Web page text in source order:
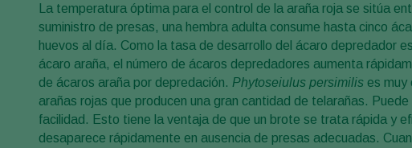
La temperatura óptima para el control de la araña roja se sitúa
suministro de presas, una hembra adulta consume hasta cinco
huevos al día. Como la tasa de desarrollo del ácaro depredador
ácaro araña, el número de ácaros depredadores aumenta
de ácaros araña por depredación. Phytoseiulus persimilis es muy
arañas rojas que producen una gran cantidad de telarañas.
facilidad. Esto tiene la ventaja de que un brote se trata rápida y
desaparece rápidamente en ausencia de presas adecuadas.